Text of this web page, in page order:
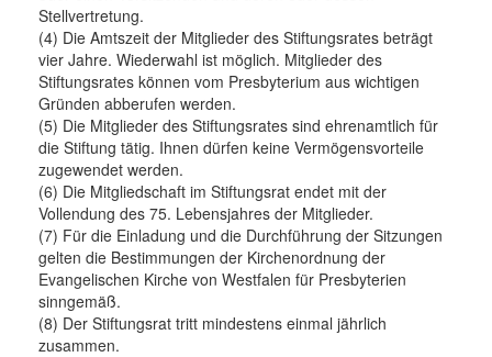
Stellvertretung.
(4) Die Amtszeit der Mitglieder des Stiftungsrates beträgt
vier Jahre. Wiederwahl ist möglich. Mitglieder des
Stiftungsrates können vom Presbyterium aus wichtigen
Gründen abberufen werden.
(5) Die Mitglieder des Stiftungsrates sind ehrenamtlich für
die Stiftung tätig. Ihnen dürfen keine Vermögensvorteile
zugewendet werden.
(6) Die Mitgliedschaft im Stiftungsrat endet mit der
Vollendung des 75. Lebensjahres der Mitglieder.
(7) Für die Einladung und die Durchführung der Sitzungen
gelten die Bestimmungen der Kirchenordnung der
Evangelischen Kirche von Westfalen für Presbyterien
sinngemäß.
(8) Der Stiftungsrat tritt mindestens einmal jährlich
zusammen.